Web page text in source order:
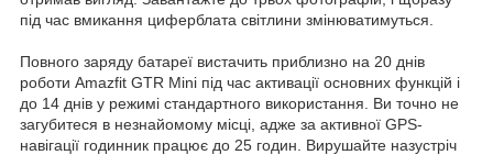
під час вмикання циферблата світлини змінюватимуться.
Повного заряду батареї вистачить приблизно на 20 днів
роботи Amazfit GTR Mini під час активації основних функцій і
до 14 днів у режимі стандартного використання. Ви точно не
загубитеся в незнайомому місці, адже за активної GPS-
навігації годинник працює до 25 годин. Вирушайте назустріч